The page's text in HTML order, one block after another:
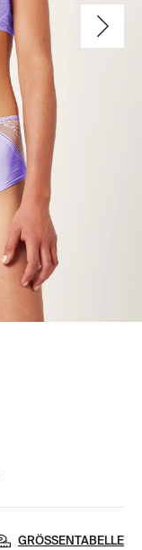
GRÖSSENTABELLE